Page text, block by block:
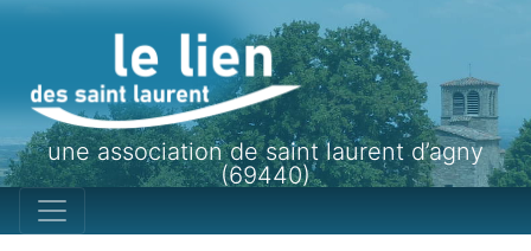
une association de saint laurent d’agny
(69440)